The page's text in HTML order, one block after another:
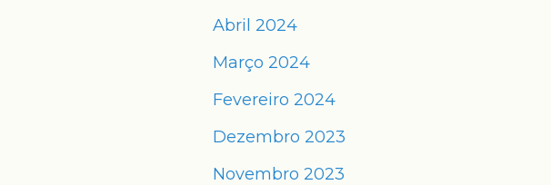
Abril 2024
Março 2024
Fevereiro 2024
Dezembro 2023
Novembro 2023